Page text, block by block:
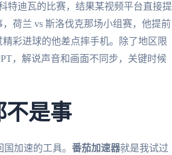
特迪瓦的比赛，结果某视频平台直接提
荷兰 vs 斯洛伐克那场小组赛，他提前
彩进球的他差点摔手机。除了地区限
，解说声音和画面不同步，关键时候
不是事
加速的工具。 番茄加速器就是我试过